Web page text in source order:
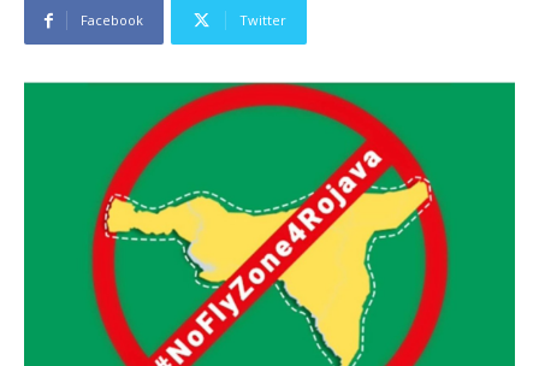
Facebook Twitter